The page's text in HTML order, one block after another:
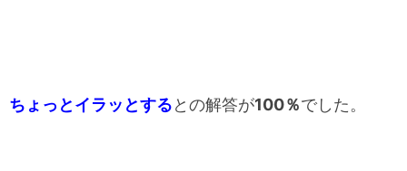
ちょっとイラッとするとの解答が100％でした。